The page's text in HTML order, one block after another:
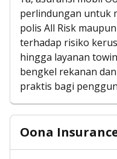
perlindungan untuk
polis All Risk
terhadap risiko
hingga layanan
bengkel rekanan
praktis bagi
Oona